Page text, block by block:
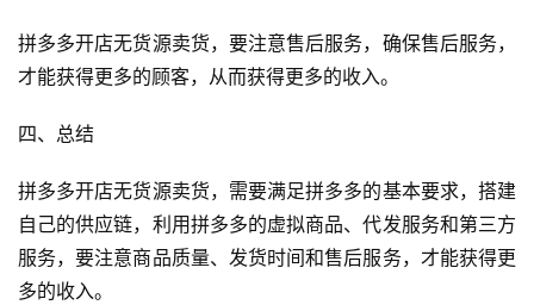
投
稿
每
好
诗
拼多多开店无货源卖货，要注意售后服务，确保售后服务，
才能获得更多的顾客，从而获得更多的收入。
四、总结
拼多多开店无货源卖货，需要满足拼多多的基本要求，搭建
自己的供应链，利用拼多多的虚拟商品、代发服务和第三方
服务，要注意商品质量、发货时间和售后服务，才能获得更
多的收入。